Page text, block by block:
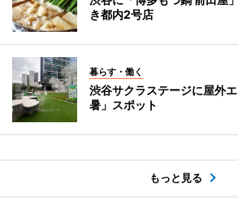
き都内2号店
暮らす・働く
渋谷サクラステージに屋外
暑」スポット
もっと見る